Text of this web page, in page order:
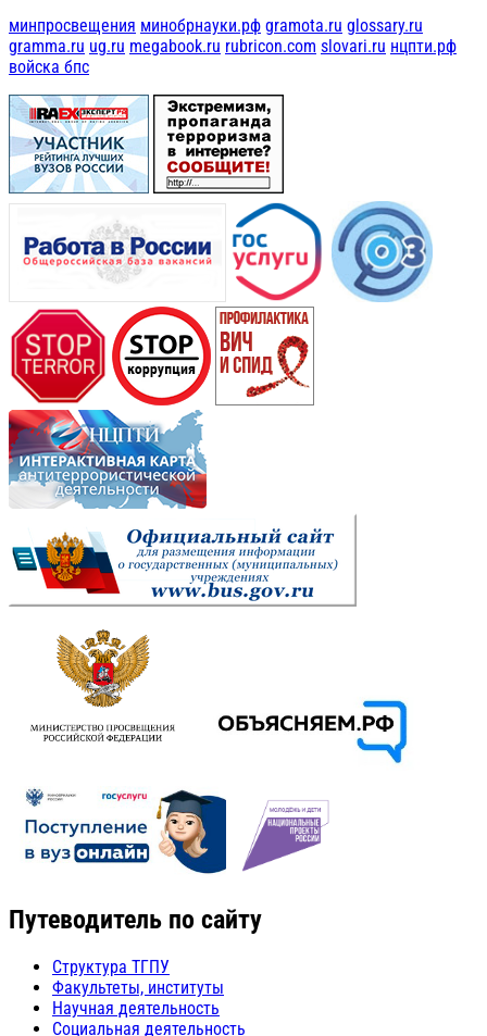
минпросвещения минобрнауки.рф gramota.ru glossary.ru
gramma.ru ug.ru megabook.ru rubricon.com slovari.ru нцпти.рф
войска бпс
Путеводитель по сайту
Структура ТГПУ
Факультеты, институты
Научная деятельность
Социальная деятельность